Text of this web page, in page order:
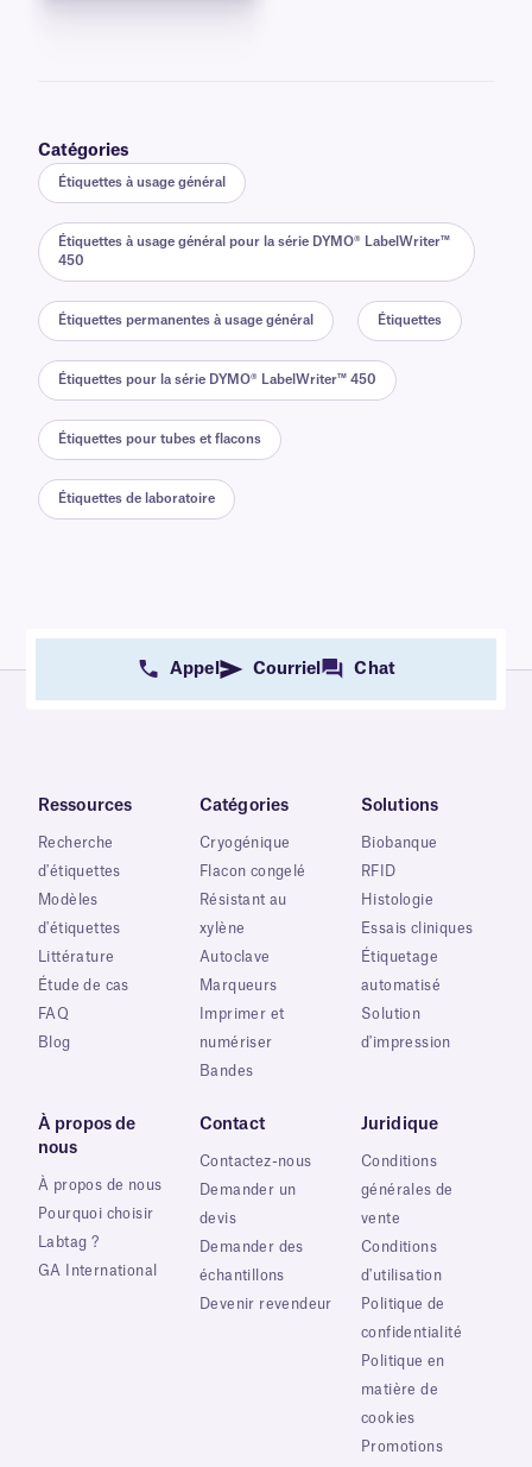
Catégories
Étiquettes à usage général
Étiquettes à usage général pour la série DYMO® LabelWriter™
450
Étiquettes permanentes à usage général Étiquettes
Étiquettes pour la série DYMO® LabelWriter™ 450
Étiquettes pour tubes et flacons
Étiquettes de laboratoire
Appel Courriel Chat
Ressources
Recherche
d'étiquettes
Modèles
d'étiquettes
Littérature
Étude de cas
FAQ
Blog
Catégories
Cryogénique
Flacon congelé
Résistant au
xylène
Autoclave
Marqueurs
Imprimer et
numériser
Bandes
Solutions
Biobanque
RFID
Histologie
Essais cliniques
Étiquetage
automatisé
Solution
d'impression
À propos de
nous
À propos de nous
Pourquoi choisir
Labtag ?
GA International
Contact
Contactez-nous
Demander un
devis
Demander des
échantillons
Devenir revendeur
Juridique
Conditions
générales de
vente
Conditions
d'utilisation
Politique de
confidentialité
Politique en
matière de
cookies
Promotions